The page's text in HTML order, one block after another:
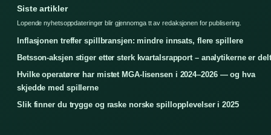
Siste artikler
Lopende nyhetsoppdateringer blir gjennomga tt av redaksjonen for publisering.
Inflasjonen treffer spillbransjen: mindre innsats, flere spillere
Betsson-aksjen stiger etter sterk kvartalsrapport – analytikerne er delt
Hvilke operatører har mistet MGA-lisensen i 2024–2026 — og hva
skjedde med spillerne
Slik finner du trygge og raske norske spillopplevelser i 2025